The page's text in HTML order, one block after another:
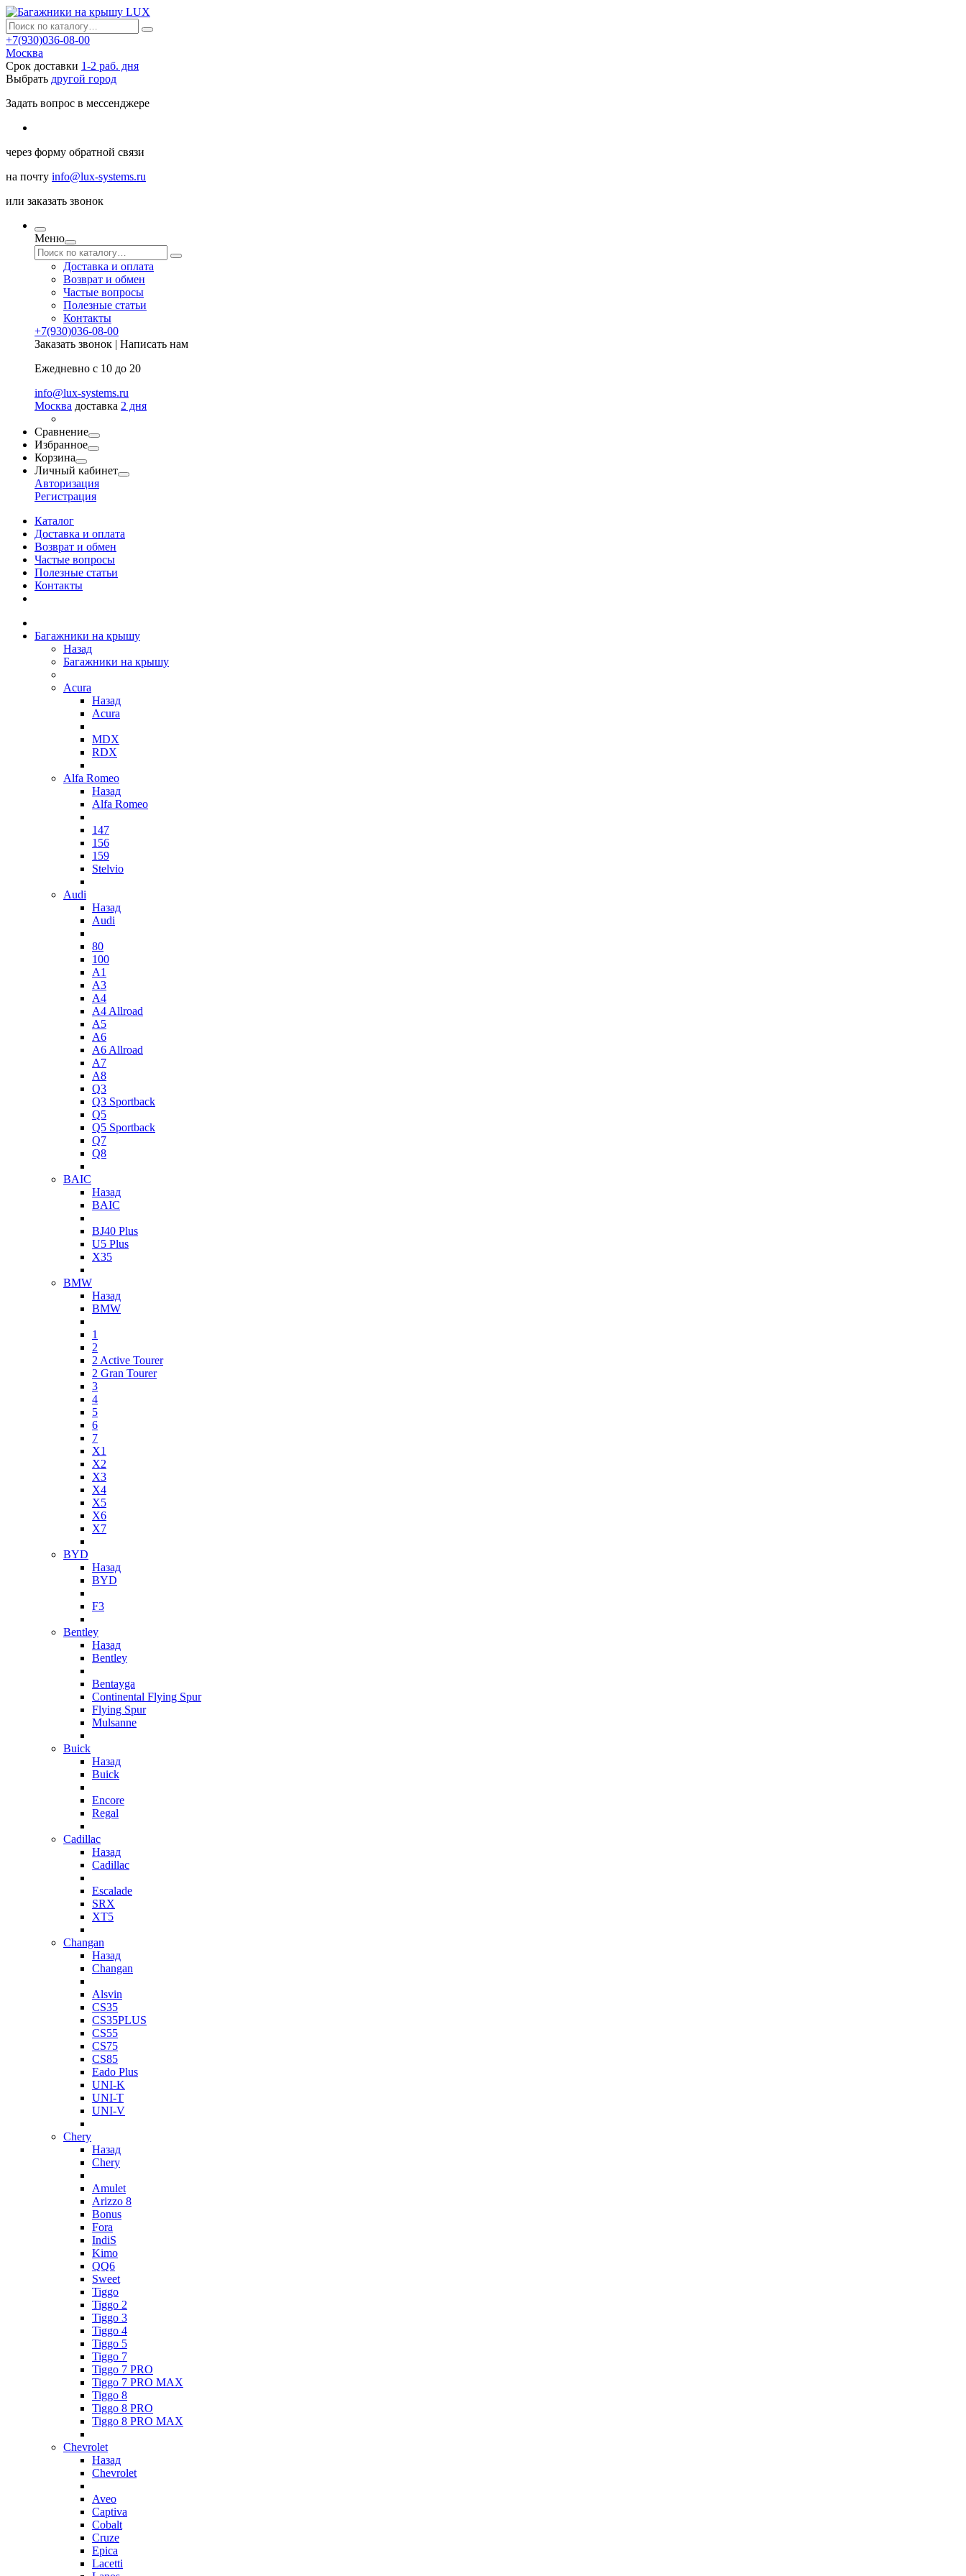
+7(930)036-08-00
Москва
Срок доставки 1-2 раб. дня
Выбрать другой город
Задать вопрос в мессенджере
через форму обратной связи
на почту info@lux-systems.ru
или заказать звонок
Меню
Доставка и оплата
Возврат и обмен
Частые вопросы
Полезные статьи
Контакты
+7(930)036-08-00
Заказать звонок | Написать нам
Ежедневно с 10 до 20
info@lux-systems.ru
Москва доставка 2 дня
Сравнение
Избранное
Корзина
Личный кабинет
Авторизация
Регистрация
Каталог
Доставка и оплата
Возврат и обмен
Частые вопросы
Полезные статьи
Контакты
Багажники на крышу
Назад
Багажники на крышу
Acura
Назад
Acura
MDX
RDX
Alfa Romeo
Назад
Alfa Romeo
147
156
159
Stelvio
Audi
Назад
Audi
80
100
A1
A3
A4
A4 Allroad
A5
A6
A6 Allroad
A7
A8
Q3
Q3 Sportback
Q5
Q5 Sportback
Q7
Q8
BAIC
Назад
BAIC
BJ40 Plus
U5 Plus
X35
BMW
Назад
BMW
1
2
2 Active Tourer
2 Gran Tourer
3
4
5
6
7
X1
X2
X3
X4
X5
X6
X7
BYD
Назад
BYD
F3
Bentley
Назад
Bentley
Bentayga
Continental Flying Spur
Flying Spur
Mulsanne
Buick
Назад
Buick
Encore
Regal
Cadillac
Назад
Cadillac
Escalade
SRX
XT5
Changan
Назад
Changan
Alsvin
CS35
CS35PLUS
CS55
CS75
CS85
Eado Plus
UNI-K
UNI-T
UNI-V
Chery
Назад
Chery
Amulet
Arizzo 8
Bonus
Fora
IndiS
Kimo
QQ6
Sweet
Tiggo
Tiggo 2
Tiggo 3
Tiggo 4
Tiggo 5
Tiggo 7
Tiggo 7 PRO
Tiggo 7 PRO MAX
Tiggo 8
Tiggo 8 PRO
Tiggo 8 PRO MAX
Chevrolet
Назад
Chevrolet
Aveo
Captiva
Cobalt
Cruze
Epica
Lacetti